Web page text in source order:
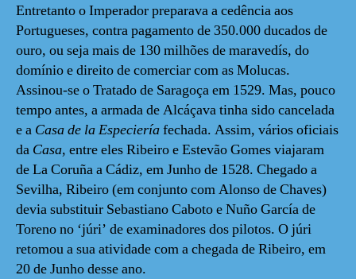
Entretanto o Imperador preparava a cedência aos
Portugueses, contra pagamento de 350.000 ducados de
ouro, ou seja mais de 130 milhões de maravedís, do
domínio e direito de comerciar com as Molucas.
Assinou-se o Tratado de Saragoça em 1529. Mas, pouco
tempo antes, a armada de Alcáçava tinha sido cancelada
e a Casa de la Especieríafechada. Assim, vários oficiais
da Casa, entre eles Ribeiro e Estevão Gomes viajaram
de La Coruña a Cádiz, em Junho de 1528. Chegado a
Sevilha, Ribeiro (em conjunto com Alonso de Chaves)
devia substituir Sebastiano Caboto e Nuño García de
Toreno no ‘júri’ de examinadores dos pilotos. O júri
retomou a sua atividade com a chegada de Ribeiro, em
20 de Junho desse ano.